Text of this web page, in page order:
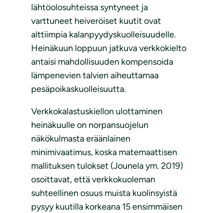
lähtöolosuhteissa syntyneet ja
varttuneet heiveröiset kuutit ovat
alttiimpia kalanpyydyskuolleisuudelle.
Heinäkuun loppuun jatkuva verkkokielto
antaisi mahdollisuuden kompensoida
lämpenevien talvien aiheuttamaa
pesäpoikaskuolleisuutta.
Verkkokalastuskiellon ulottaminen
heinäkuulle on norpansuojelun
näkökulmasta eräänlainen
minimivaatimus, koska matemaattisen
mallituksen tulokset (Jounela ym. 2019)
osoittavat, että verkkokuoleman
suhteellinen osuus muista kuolinsyistä
pysyy kuutilla korkeana 15 ensimmäisen